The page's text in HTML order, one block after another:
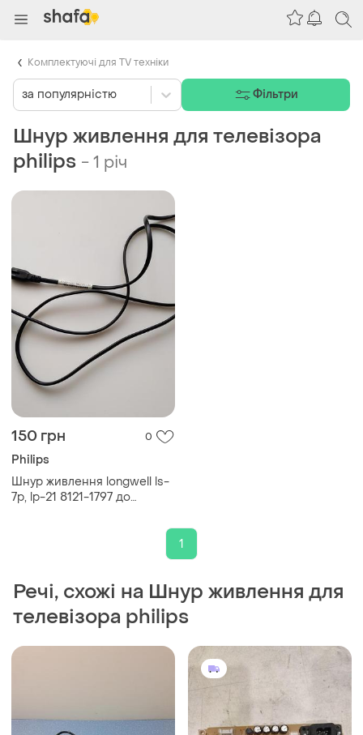
Шнур живлення для телевізора
philips -1 річ
150 грн 0
Philips
Шнур живлення longwell ls-
7p, lp-21 8121-1797 до
1
Речі, схожі на Шнур живлення для
телевізора philips
за популярністю Фільтри
Комплектуючі для TV техніки